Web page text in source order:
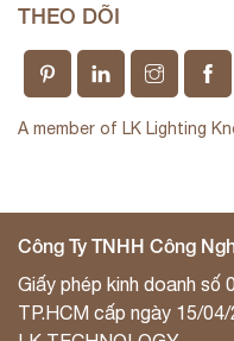
THEO DÕI
A member of LK Lighting
Công Ty TNHH Công
Giấy phép kinh doanh
TP.HCM cấp ngày 15/